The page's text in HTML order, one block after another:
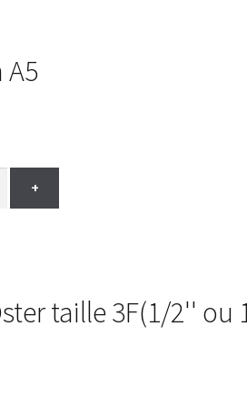
+
taille 3F(1/2'' ou